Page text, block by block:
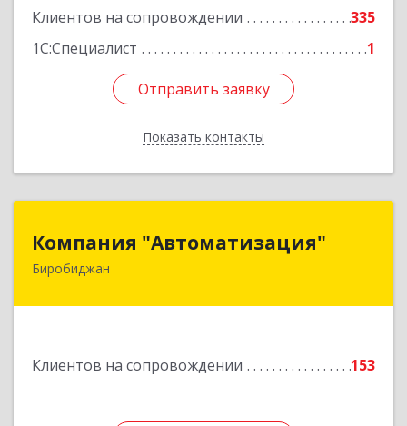
Клиентов на сопровождении
335
1С:Специалист
1
Отправить заявку
Показать контакты
Отправить заявку
Назад
Компания "Автоматизация"
Биробиджан
Клиентов на сопровождении 153
679016, Еврейская Аобл, Биробиджан г,